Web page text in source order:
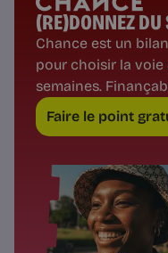
(RE)DONNEZ DU
Chance est un
pour choisir la voie
semaines.
Faire le point